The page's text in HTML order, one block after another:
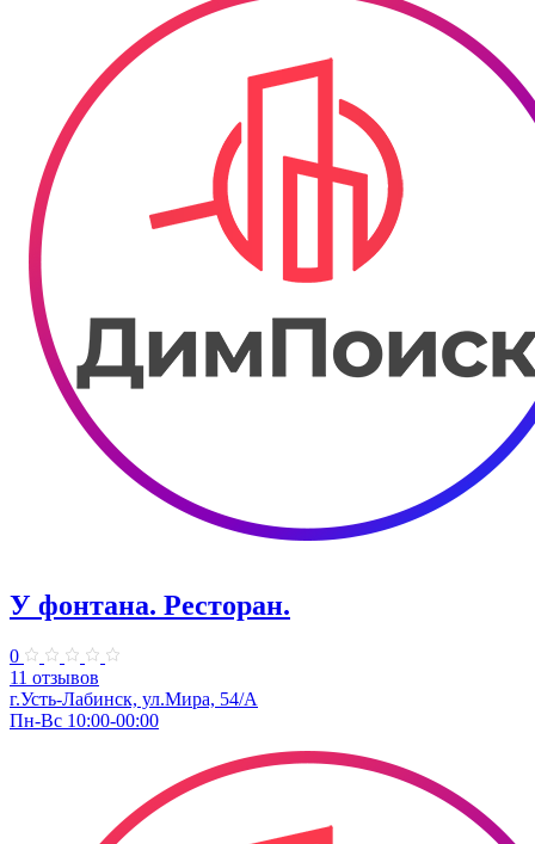
У фонтана. Ресторан.
0
11 отзывов
г.Усть-Лабинск, ул.Мира, 54/А
Пн-Вс 10:00-00:00